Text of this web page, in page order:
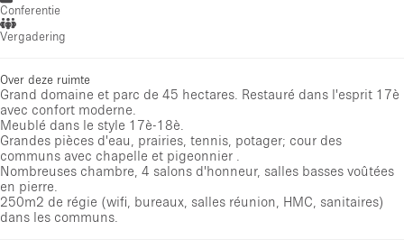
Conferentie
Vergadering
Over deze ruimte
Grand domaine et parc de 45 hectares. Restauré dans l'esprit 17è
avec confort moderne.
Meublé dans le style 17è-18è.
Grandes pièces d'eau, prairies, tennis, potager; cour des
communs avec chapelle et pigeonnier .
Nombreuses chambre, 4 salons d'honneur, salles basses voûtées
en pierre.
250m2 de régie (wifi, bureaux, salles réunion, HMC, sanitaires)
dans les communs.